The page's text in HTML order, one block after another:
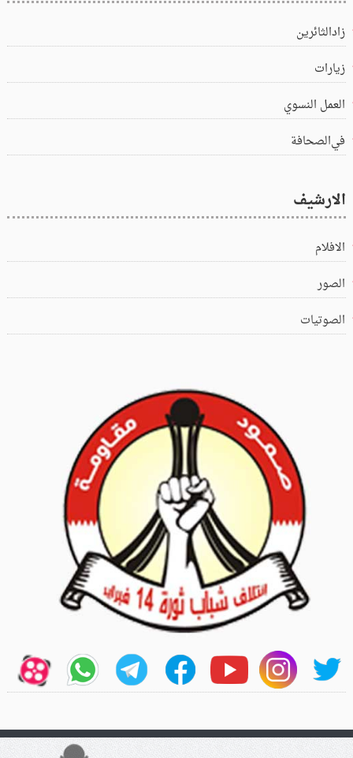
زادالثائرين
زيارات
العمل النسوي
في‌الصحافة
الارشيف
الافلام
الصور
الصوتيات